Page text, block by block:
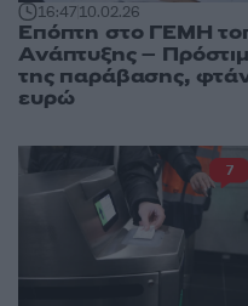
16:4710.02.26
Επόπτη στο ΓΕΜΗ
Ανάπτυξης –
της παράβασης,
ευρώ
7